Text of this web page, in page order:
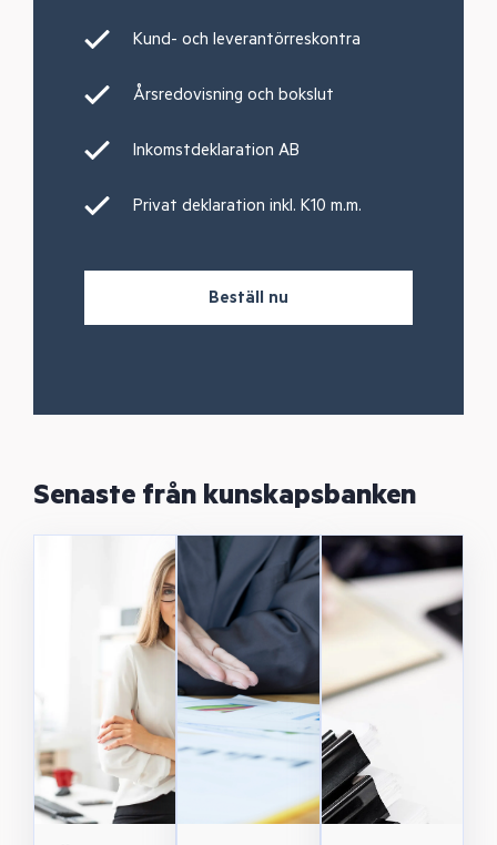
Kund- och leverantörreskontra
Årsredovisning och bokslut
Inkomstdeklaration AB
Privat deklaration inkl. K10 m.m.
Beställ nu
Senaste från kunskapsbanken